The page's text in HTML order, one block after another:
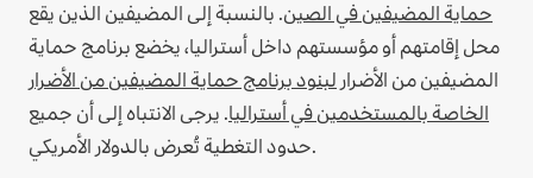
حماية المضيفين في الصين. بالنسبة إلى المضيفين الذين يقع
محل إقامتهم أو مؤسستهم داخل أستراليا، يخضع برنامج حماية
المضيفين من الأضرار لبنود برنامج حماية المضيفين من الأضرار
الخاصة بالمستخدمين في أستراليا. يرجى الانتباه إلى أن جميع
حدود التغطية تُعرض بالدولار الأمريكي.